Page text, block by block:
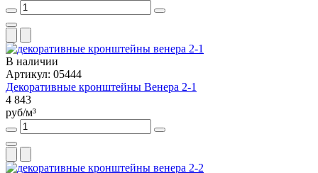
В наличии
Артикул: 05444
Декоративные кронштейны Венера 2-1
4 843
руб/м³